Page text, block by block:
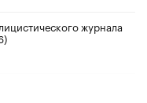
журнала